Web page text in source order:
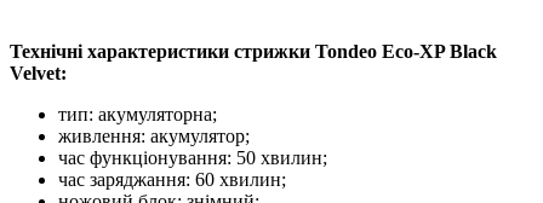
Технічні характеристики стрижки Tondeo Eco-XP Black
Velvet:
тип: акумуляторна;
живлення: акумулятор;
час функціонування: 50 хвилин;
час заряджання: 60 хвилин;